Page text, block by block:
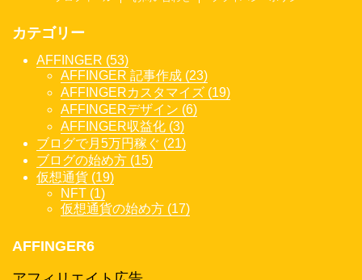
カテゴリー
AFFINGER (53)
AFFINGER 記事作成 (23)
AFFINGERカスタマイズ (19)
AFFINGERデザイン (6)
AFFINGER収益化 (3)
ブログで月5万円稼ぐ (21)
ブログの始め方 (15)
仮想通貨 (19)
NFT (1)
仮想通貨の始め方 (17)
AFFINGER6